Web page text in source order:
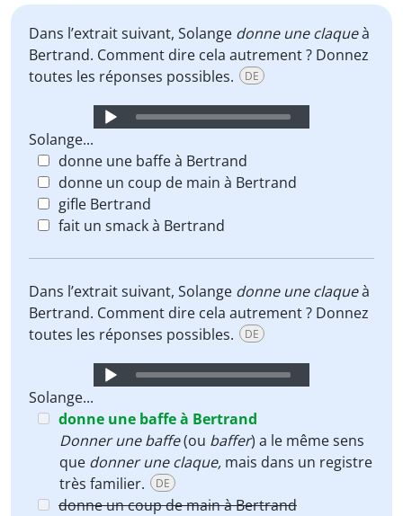
Dans l’extrait suivant, Solange donne une claqueà
Bertrand. Comment dire cela autrement ? Donnez
toutes les réponses possibles.
DE
Audio
Solange...
donne une baffe à Bertrand
donne un coup de main à Bertrand
gifle Bertrand
fait un smack à Bertrand
Dans l’extrait suivant, Solange donne une claqueà
Bertrand. Comment dire cela autrement ? Donnez
toutes les réponses possibles.
DE
Audio
Solange...
donne une baffe à Bertrand
Donner une baffe(ou baffer) a le même sens
que donner une claque, mais dans un registre
très familier.
DE
donne un coup de main à Bertrand